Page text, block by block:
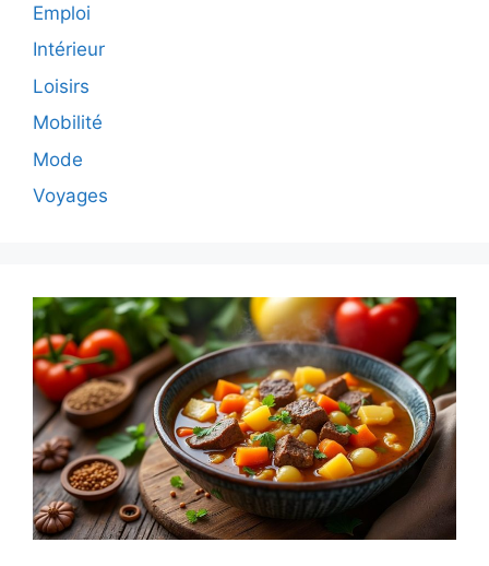
Emploi
Intérieur
Loisirs
Mobilité
Mode
Voyages